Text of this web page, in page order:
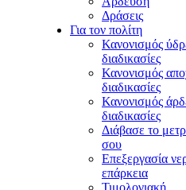
Δράσεις
Για τον πολίτη
Κανονισμός
διαδικασίες
Κανονισμός
διαδικασίες
Κανονισμός
διαδικασίες
Διάβασε το
σου
Επεξεργασία
επάρκεια
Τιμολογιακή